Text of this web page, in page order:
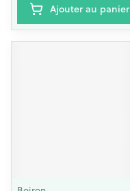
Ajouter au panier